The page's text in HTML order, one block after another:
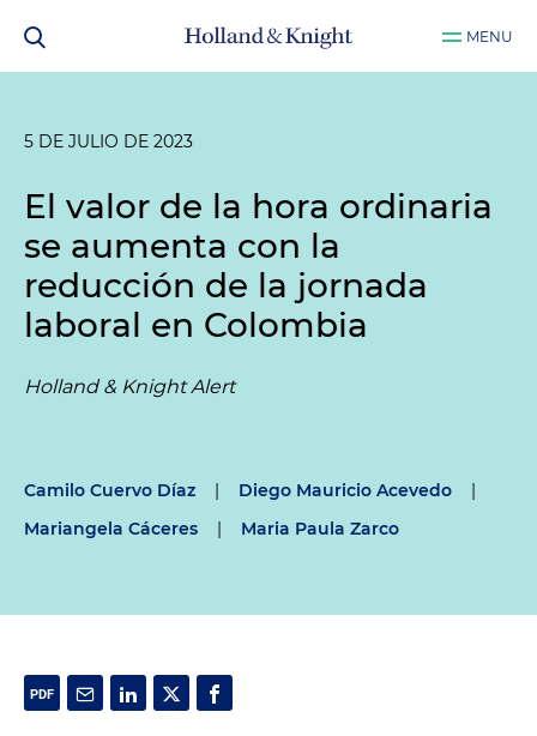
MENU
5 DE JULIO DE 2023
El valor de la hora ordinaria
se aumenta con la
reducción de la jornada
laboral en Colombia
Holland & Knight Alert
Camilo Cuervo Díaz | Diego Mauricio Acevedo
|
Mariangela Cáceres
| Maria Paula Zarco